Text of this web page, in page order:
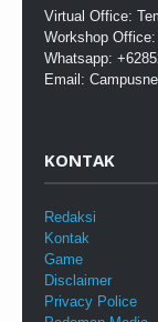
Virtual Office:
Workshop
Whatsapp:
Email:
KONTAK
Redaksi
Kontak
Game
Disclaimer
Privacy Police